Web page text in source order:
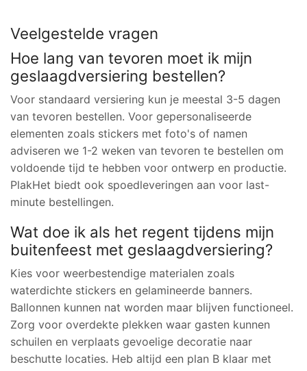
Veelgestelde vragen
Hoe lang van tevoren moet ik mijn
geslaagdversiering bestellen?
Voor standaard versiering kun je meestal 3-5 dagen
van tevoren bestellen. Voor gepersonaliseerde
elementen zoals stickers met foto's of namen
adviseren we 1-2 weken van tevoren te bestellen om
voldoende tijd te hebben voor ontwerp en productie.
PlakHet biedt ook spoedleveringen aan voor last-
minute bestellingen.
Wat doe ik als het regent tijdens mijn
buitenfeest met geslaagdversiering?
Kies voor weerbestendige materialen zoals
waterdichte stickers en gelamineerde banners.
Ballonnen kunnen nat worden maar blijven functioneel.
Zorg voor overdekte plekken waar gasten kunnen
schuilen en verplaats gevoelige decoratie naar
beschutte locaties. Heb altijd een plan B klaar met